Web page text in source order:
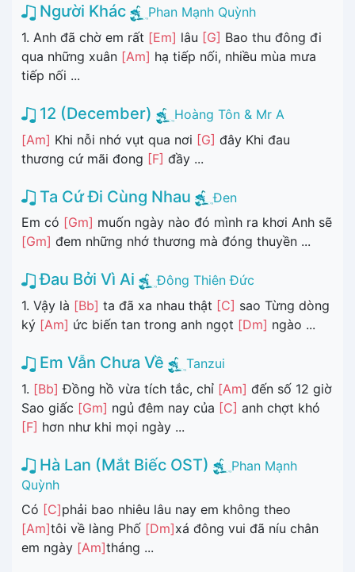
Người Khác
Phan Mạnh Quỳnh
1. Anh đã chờ em rất [Em] lâu [G] Bao thu đông đi
qua những xuân [Am] hạ tiếp nối, nhiều mùa mưa
tiếp nối ...
12 (December)
Hoàng Tôn & Mr A
[Am] Khi nỗi nhớ vụt qua nơi [G] đây Khi đau
thương cứ mãi đong [F] đầy ...
Ta Cứ Đi Cùng Nhau
Đen
Em có [Gm] muốn ngày nào đó mình ra khơi Anh sẽ
[Gm] đem những nhớ thương mà đóng thuyền ...
Đau Bởi Vì Ai
Đông Thiên Đức
1. Vậy là [Bb] ta đã xa nhau thật [C] sao Từng dòng
ký [Am] ức biến tan trong anh ngọt [Dm] ngào ...
Em Vẫn Chưa Về
Tanzui
1. [Bb] Đồng hồ vừa tích tắc, chỉ [Am] đến số 12 giờ
Sao giấc [Gm] ngủ đêm nay của [C] anh chợt khó
[F] hơn như khi mọi ngày ...
Hà Lan (Mắt Biếc OST)
Phan Mạnh
Quỳnh
Có [C]phải bao nhiêu lâu nay em không theo
[Am]tôi về làng Phố [Dm]xá đông vui đã níu chân
em ngày [Am]tháng ...